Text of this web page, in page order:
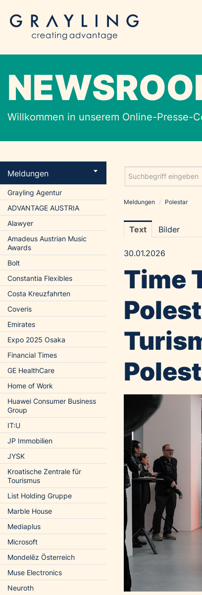
Willkommen in unserem Online-Presse-
Meldungen
Grayling Agentur
ADVANTAGE AUSTRIA
Alawyer
Amadeus Austrian Music
Awards
Bolt
Constantia Flexibles
Costa Kreuzfahrten
Coveris
Emirates
Expo 2025 Osaka
Financial Times
GE HealthCare
Home of Work
Huawei Consumer Business
Group
IT:U
JP Immobilien
JYSK
Kroatische Zentrale für
Tourismus
List Holding Gruppe
Marble House
Mediaplus
Microsoft
Mondelēz Österreich
Muse Electronics
Neuroth
Meldungen / Polestar
Text Bilder
30.01.2026
Time